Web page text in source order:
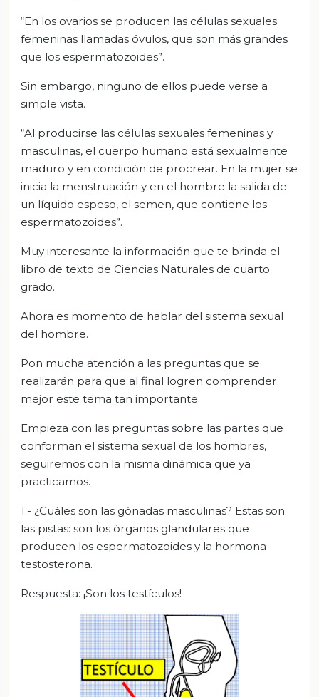
“En los ovarios se producen las células sexuales
femeninas llamadas óvulos, que son más grandes
que los espermatozoides”.
Sin embargo, ninguno de ellos puede verse a
simple vista.
“Al producirse las células sexuales femeninas y
masculinas, el cuerpo humano está sexualmente
maduro y en condición de procrear. En la mujer se
inicia la menstruación y en el hombre la salida de
un líquido espeso, el semen, que contiene los
espermatozoides”.
Muy interesante la información que te brinda el
libro de texto de Ciencias Naturales de cuarto
grado.
Ahora es momento de hablar del sistema sexual
del hombre.
Pon mucha atención a las preguntas que se
realizarán para que al final logren comprender
mejor este tema tan importante.
Empieza con las preguntas sobre las partes que
conforman el sistema sexual de los hombres,
seguiremos con la misma dinámica que ya
practicamos.
1.- ¿Cuáles son las gónadas masculinas? Estas son
las pistas: son los órganos glandulares que
producen los espermatozoides y la hormona
testosterona.
Respuesta: ¡Son los testículos!